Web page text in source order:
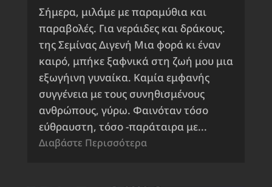
Σήμερα, μιλάμε με παραμύθια και
παραβολές. Για νεράιδες και δράκους.
της Σεμίνας Διγενή Μια φορά κι έναν
καιρό, μπήκε ξαφνικά στη ζωή μου μια
εξωγήινη γυναίκα. Καμία εμφανής
συγγένεια με τους συνηθισμένους
ανθρώπους, γύρω. Φαινόταν τόσο
εύθραυστη, τόσο -παράταιρα με...
Διαβάστε Περισσότερα